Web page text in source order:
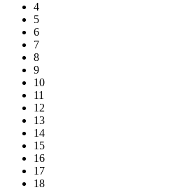
4
5
6
7
8
9
10
11
12
13
14
15
16
17
18